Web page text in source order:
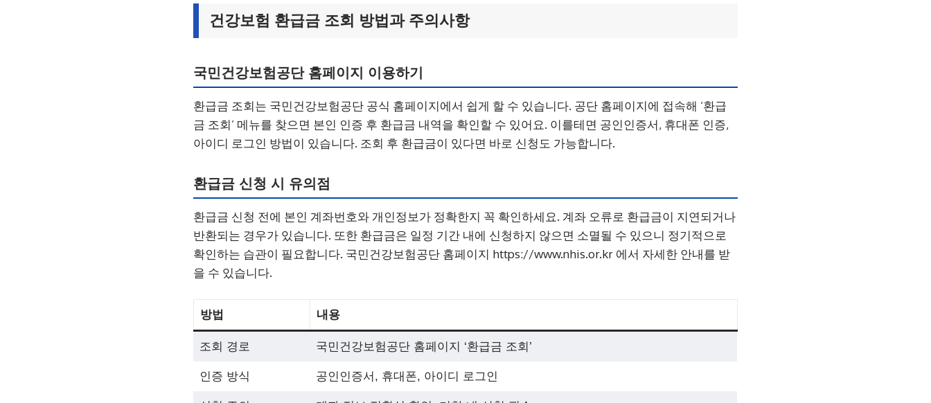
건강보험 환급금 조회 방법과 주의사항
국민건강보험공단 홈페이지 이용하기
환급금 조회는 국민건강보험공단 공식 홈페이지에서 쉽게 할 수 있습니다. 공단 홈페이지에 접속해 ‘환급
금 조회’ 메뉴를 찾으면 본인 인증 후 환급금 내역을 확인할 수 있어요. 이를테면 공인인증서, 휴대폰 인증,
아이디 로그인 방법이 있습니다. 조회 후 환급금이 있다면 바로 신청도 가능합니다.
환급금 신청 시 유의점
환급금 신청 전에 본인 계좌번호와 개인정보가 정확한지 꼭 확인하세요. 계좌 오류로 환급금이 지연되거나
반환되는 경우가 있습니다. 또한 환급금은 일정 기간 내에 신청하지 않으면 소멸될 수 있으니 정기적으로
확인하는 습관이 필요합니다. 국민건강보험공단 홈페이지 https://www.nhis.or.kr 에서 자세한 안내를 받
을 수 있습니다.
방법 내용
조회 경로 국민건강보험공단 홈페이지 ‘환급금 조회’
인증 방식 공인인증서, 휴대폰, 아이디 로그인